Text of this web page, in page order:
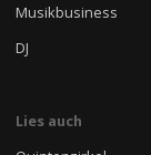
Musikbusiness
DJ
Lies auch